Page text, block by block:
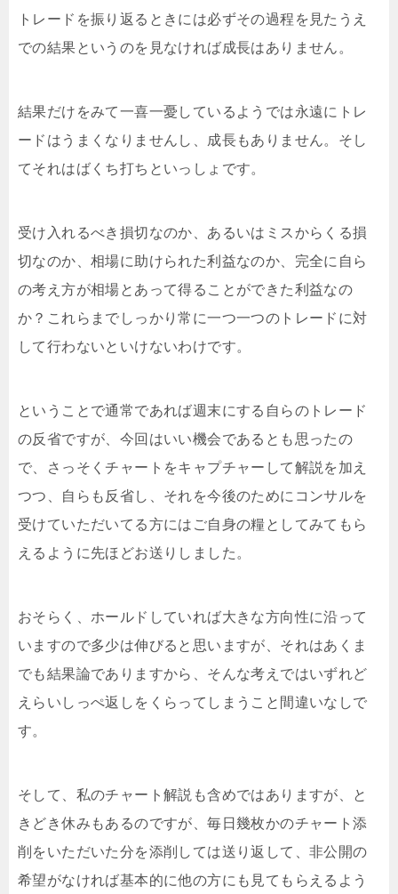
トレードを振り返るときには必ずその過程を見たうえ
での結果というのを見なければ成長はありません。
結果だけをみて一喜一憂しているようでは永遠にトレ
ードはうまくなりませんし、成長もありません。そし
てそれはばくち打ちといっしょです。
受け入れるべき損切なのか、あるいはミスからくる損
切なのか、相場に助けられた利益なのか、完全に自ら
の考え方が相場とあって得ることができた利益なの
か？これらまでしっかり常に一つ一つのトレードに対
して行わないといけないわけです。
ということで通常であれば週末にする自らのトレード
の反省ですが、今回はいい機会であるとも思ったの
で、さっそくチャートをキャプチャーして解説を加え
つつ、自らも反省し、それを今後のためにコンサルを
受けていただいてる方にはご自身の糧としてみてもら
えるように先ほどお送りしました。
おそらく、ホールドしていれば大きな方向性に沿って
いますので多少は伸びると思いますが、それはあくま
でも結果論でありますから、そんな考えではいずれど
えらいしっぺ返しをくらってしまうこと間違いなしで
す。
そして、私のチャート解説も含めではありますが、と
きどき休みもあるのですが、毎日幾枚かのチャート添
削をいただいた分を添削しては送り返して、非公開の
希望がなければ基本的に他の方にも見てもらえるよう